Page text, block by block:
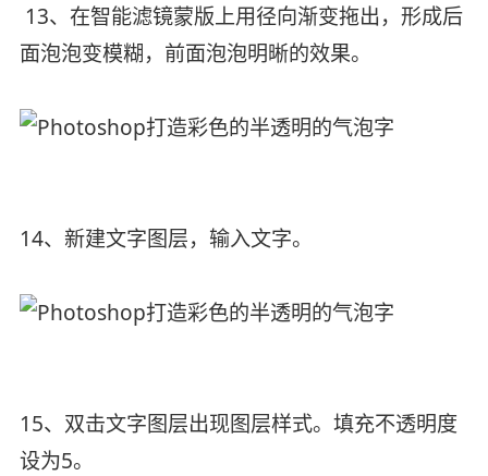
13、在智能滤镜蒙版上用径向渐变拖出，形成后
面泡泡变模糊，前面泡泡明晰的效果。
14、新建文字图层，输入文字。
15、双击文字图层出现图层样式。填充不透明度
设为5。